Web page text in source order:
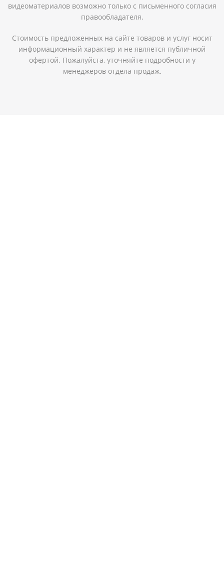
видеоматериалов возможно только с письменного согласия
правообладателя.
Стоимость предложенных на сайте товаров и услуг носит
информационный характер и не является публичной
офертой. Пожалуйста, уточняйте подробности у
менеджеров отдела продаж.